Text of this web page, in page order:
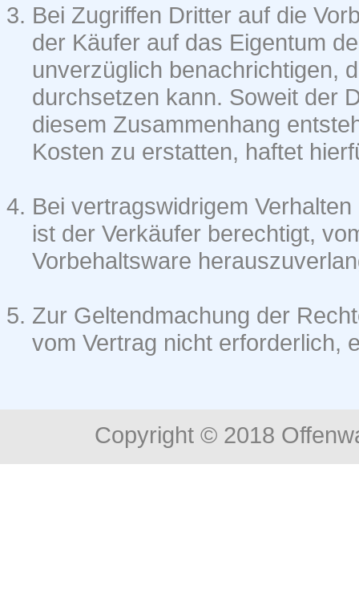
Bei Zugriffen Dritter auf die
der Käufer auf das Eigentum
unverzüglich benachrichtigen,
durchsetzen kann. Soweit der
diesem Zusammenhang
Kosten zu erstatten, haftet
Bei vertragswidrigem
ist der Verkäufer berechtigt,
Vorbehaltsware
Zur Geltendmachung der
vom Vertrag nicht erforderlich,
Copyright © 2018